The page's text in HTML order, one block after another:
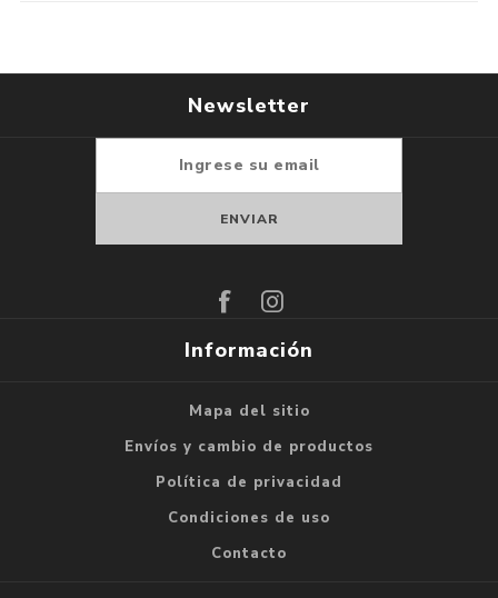
Newsletter
Información
Mapa del sitio
Envíos y cambio de productos
Política de privacidad
Condiciones de uso
Contacto